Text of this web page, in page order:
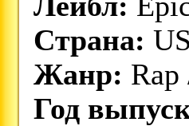
Страна:
Жанр:
Год